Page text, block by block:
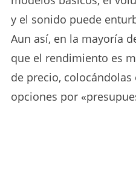
y el sonido puede
Aun así, en la mayoría
que el rendimiento es
de precio,
opciones por